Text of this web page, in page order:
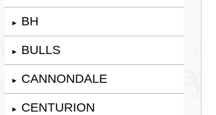
► BH
► BULLS
► CANNONDALE
► CENTURION